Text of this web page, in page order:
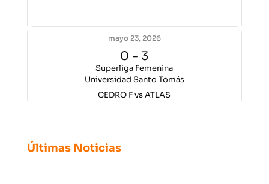
mayo 23, 2026
0 - 3
Superliga Femenina
Universidad Santo Tomás
CEDRO F vs ATLAS
Últimas Noticias